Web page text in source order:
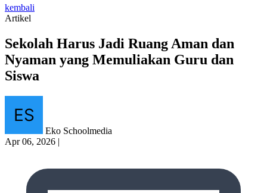
kembali
Artikel
Sekolah Harus Jadi Ruang Aman dan
Nyaman yang Memuliakan Guru dan
Siswa
Eko Schoolmedia
Apr 06, 2026 |